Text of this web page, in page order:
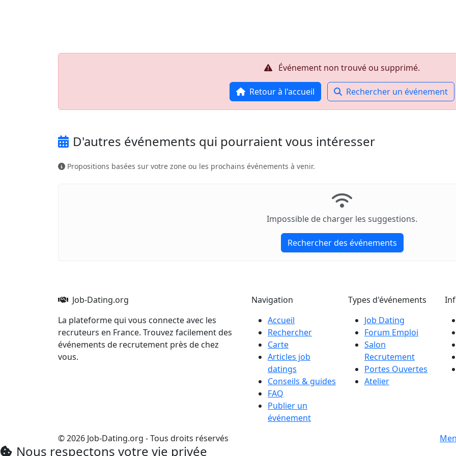
Événement non trouvé ou supprimé.
Retour à l'accueil Rechercher un événement
D'autres événements qui pourraient vous intéresser
Propositions basées sur votre zone ou les prochains événements à venir.
Impossible de charger les suggestions.
Rechercher des événements
Job-Dating.org
La plateforme qui vous connecte avec les
recruteurs en France. Trouvez facilement des
événements de recrutement près de chez
vous.
Navigation
Accueil
Rechercher
Carte
Articles job
datings
Conseils & guides
FAQ
Publier un
événement
Types d'événements
Job Dating
Forum Emploi
Salon
Recrutement
Portes Ouvertes
Atelier
© 2026 Job-Dating.org - Tous droits réservés
Nous respectons votre vie privée